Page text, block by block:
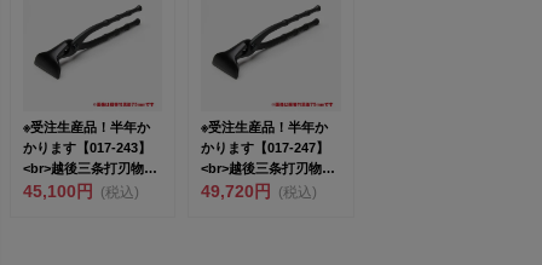
※受注生産品！半年か
かります【017-243】
<br>越後三条打刃物
東...
45,100円 (税込)
※受注生産品！半年か
かります【017-247】
<br>越後三条打刃物
東...
49,720円 (税込)